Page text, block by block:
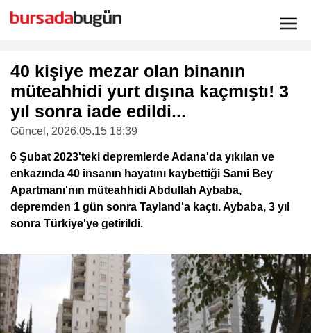
40 kişiye mezar olan binanın
müteahhidi yurt dışına kaçmıştı! 3
yıl sonra iade edildi...
Güncel , 2026.05.15 18:39
6 Şubat 2023'teki depremlerde Adana'da yıkılan ve
enkazında 40 insanın hayatını kaybettiği Sami Bey
Apartmanı'nın müteahhidi Abdullah Aybaba,
depremden 1 gün sonra Tayland'a kaçtı. Aybaba, 3 yıl
sonra Türkiye'ye getirildi.